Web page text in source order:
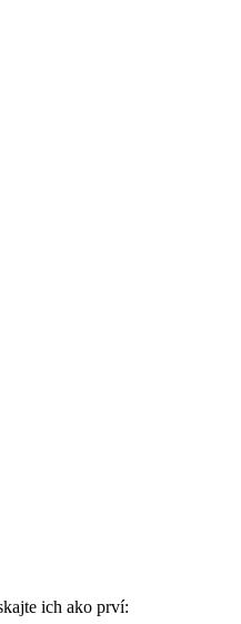
ich ako prví: